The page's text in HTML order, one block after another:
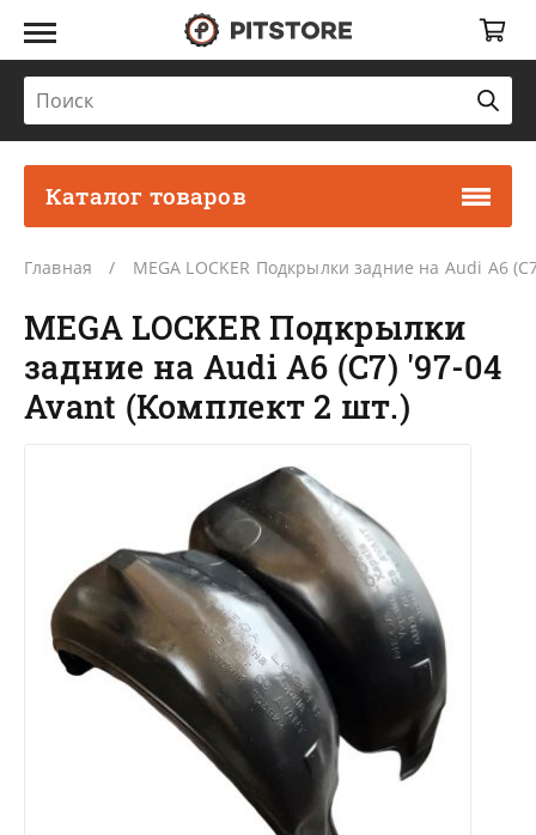
Каталог товаров
Главная MEGA LOCKER Подкрылки задние на Audi A6
MEGA LOCKER Подкрылки
задние на Audi A6 (C7) '97-04
Avant (Комплект 2 шт.)